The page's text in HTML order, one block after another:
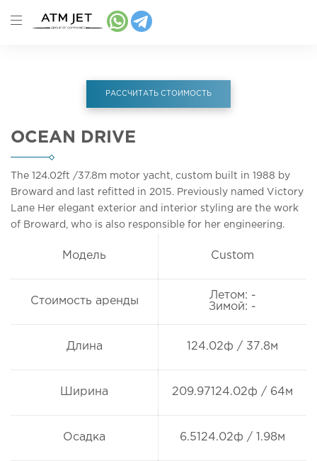
РАССЧИТАТЬ СТОИМОСТЬ
OCEAN DRIVE
The 124.02ft /37.8m motor yacht, custom built in 1988 by
Broward and last refitted in 2015. Previously named Victory
Lane Her elegant exterior and interior styling are the work
of Broward, who is also responsible for her engineering.
Модель Custom
Стоимость аренды
Летом: -
Зимой: -
Длина 124.02ф / 37.8м
Ширина 209.97124.02ф / 64м
Осадка 6.5124.02ф / 1.98м